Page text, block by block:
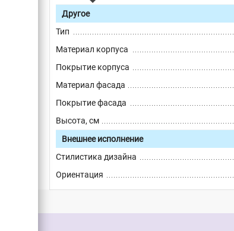
Другое
Тип
Материал корпуса
Покрытие корпуса
Материал фасада
Покрытие фасада
Высота, см
Внешнее исполнение
Стилистика дизайна
Ориентация